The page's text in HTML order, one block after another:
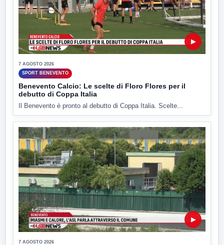
▶
7 AGOSTO 2026
SPORT BENEVENTO
Benevento Calcio: Le scelte di Floro Flores per il
debutto di Coppa Italia
Il Benevento è pronto al debutto di Coppa Italia. Scelte...
▶
7 AGOSTO 2026